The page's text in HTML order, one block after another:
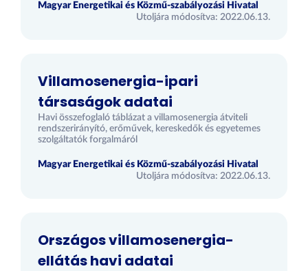
Magyar Energetikai és Közmű-szabályozási Hivatal
Utoljára módosítva: 2022.06.13.
Villamosenergia-ipari
társaságok adatai
Havi összefoglaló táblázat a villamosenergia átviteli
rendszerirányító, erőművek, kereskedők és egyetemes
szolgáltatók forgalmáról
Magyar Energetikai és Közmű-szabályozási Hivatal
Utoljára módosítva: 2022.06.13.
Országos villamosenergia-
ellátás havi adatai